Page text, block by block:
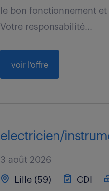
le bon fonctionnement
Votre responsabilité...
voir l'offre
electricien/
3 août 2026
Lille (59) CDI